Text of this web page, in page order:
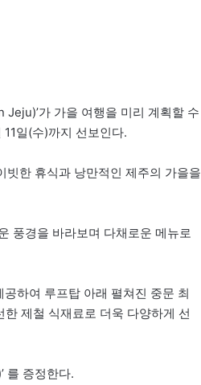
가 가을 여행을 미리 계획할 수
일(수)까지 선보인다.
빗한 휴식과 낭만적인 제주의 가을을
풍경을 바라보며 다채로운 메뉴로
공하여 루프탑 아래 펼쳐진 중문 최
제철 식재료로 더욱 다양하게 선
를 증정한다.